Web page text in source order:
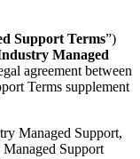
ォームを見る
Support Terms”)
Managed
agreement between
Terms supplement
Managed Support,
Support